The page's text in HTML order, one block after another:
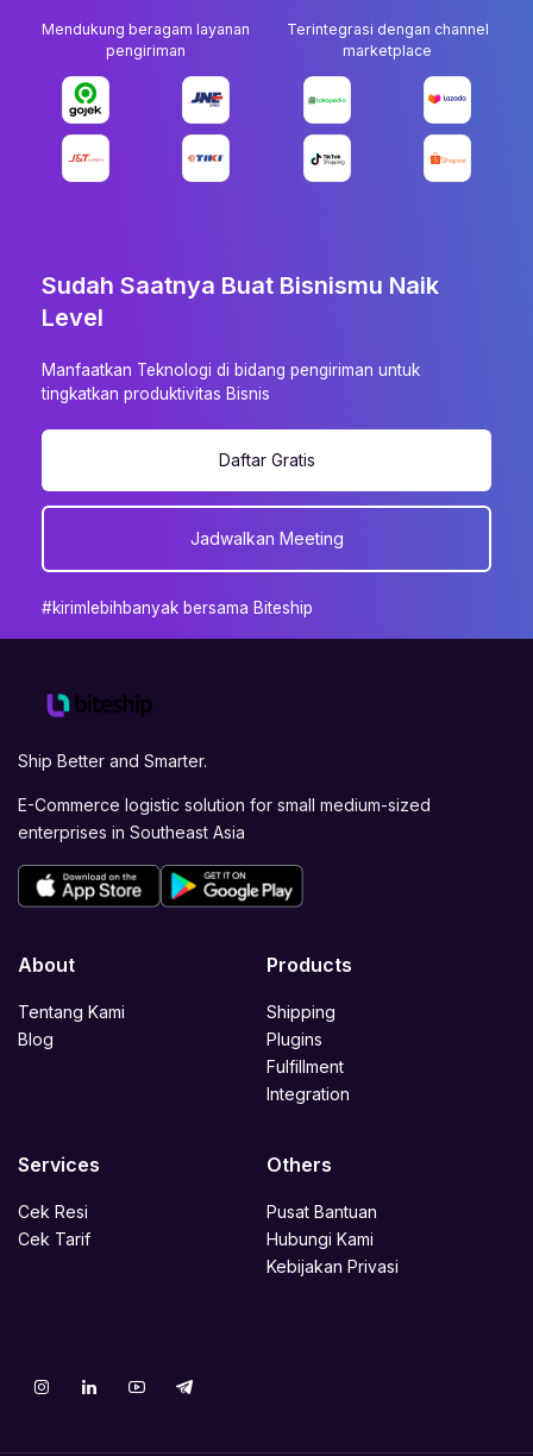
Mendukung beragam layanan
pengiriman
Terintegrasi dengan channel
marketplace
Sudah Saatnya Buat Bisnismu Naik
Level
Manfaatkan Teknologi di bidang pengiriman untuk
tingkatkan produktivitas Bisnis
Daftar Gratis
Jadwalkan Meeting
#kirimlebihbanyak bersama Biteship
Ship Better and Smarter.
E-Commerce logistic solution for small medium-sized
enterprises in Southeast Asia
About
Tentang Kami
Blog
Products
Shipping
Plugins
Fulfillment
Integration
Services
Cek Resi
Cek Tarif
Others
Pusat Bantuan
Hubungi Kami
Kebijakan Privasi